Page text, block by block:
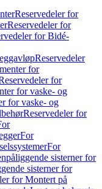
Reservedeler for
Reservedeler for
for Bidé-
Reservedeler
for
for
for vaske- og
for vaske- og
Reservedeler for
For
For
sisterner for
sisterner for
for Montert på